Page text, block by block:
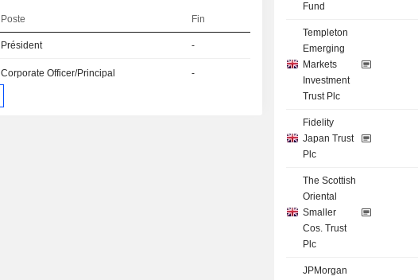
Poste Fin
Président -
Corporate Officer/Principal
-
Fund
Templeton
Emerging
Markets
Investment
Trust Plc
Fidelity
Japan Trust
Plc
The Scottish
Oriental
Smaller
Cos. Trust
Plc
JPMorgan